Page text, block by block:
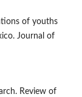
of youths
Journal of
Review of